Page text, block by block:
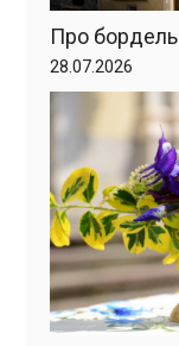
Про бордель
28.07.2026